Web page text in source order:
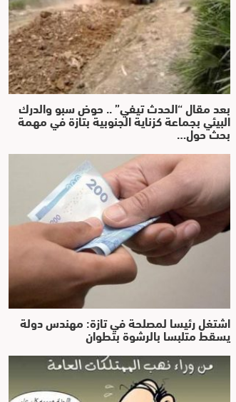
بعد مقال “الحدث تيفي” .. حوض سبو والدرك
البيئي بجماعة كزناية الجنوبية بتازة في مهمة
بحث حول…
اشتغل رئيسا لمصلحة في تازة: مهندس دولة
يسقط متلبسا بالرشوة بتطوان